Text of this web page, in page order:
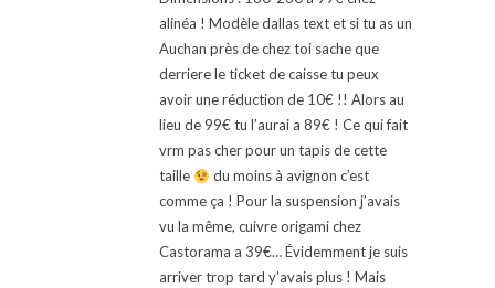
alinéa ! Modèle dallas text et si tu as un
Auchan près de chez toi sache que
derriere le ticket de caisse tu peux
avoir une réduction de 10€ !! Alors au
lieu de 99€ tu l’aurai a 89€ ! Ce qui fait
vrm pas cher pour un tapis de cette
taille
du moins à avignon c’est
comme ça ! Pour la suspension j’avais
vu la même, cuivre origami chez
Castorama a 39€… Évidemment je suis
arriver trop tard y’avais plus ! Mais